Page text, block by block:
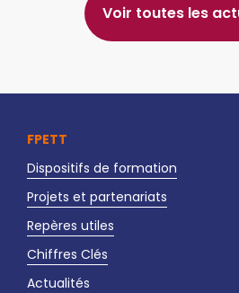
Voir toutes les
FPETT
Dispositifs de formation
Projets et partenariats
Repères utiles
Chiffres Clés
Actualités